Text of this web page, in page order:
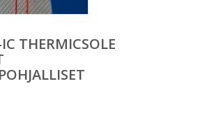
THERMICSOLE